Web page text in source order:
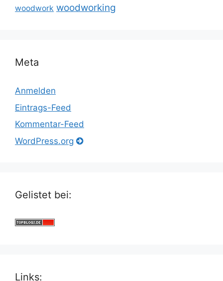
woodwork woodworking
Meta
Anmelden
Eintrags-Feed
Kommentar-Feed
WordPress.org
Gelistet bei:
Links: